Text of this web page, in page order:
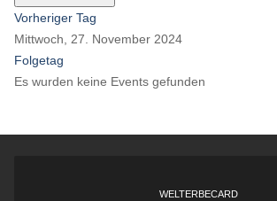
Vorheriger Tag
Mittwoch, 27. November 2024
Folgetag
Es wurden keine Events gefunden
WELTERBECARD